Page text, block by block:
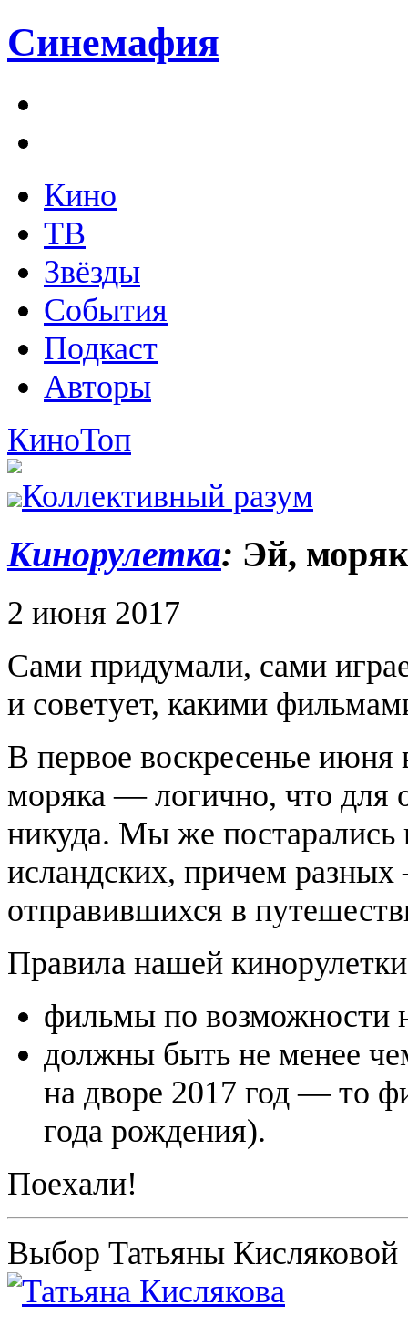
Синемафия
Кино
ТВ
Звёзды
События
Подкаст
Авторы
КиноТоп
Коллективный разум
Кинорулетка: Эй,
2 июня 2017
Сами придумали, сами
и советует, какими
В первое воскресенье июня
моряка — логично, что для
никуда. Мы же постарались
исландских, причем
отправившихся в
Правила нашей кинорулетки
фильмы по возможности
должны быть не менее
на дворе 2017 год — то
года рождения).
Поехали!
Выбор Татьяны Кисляковой